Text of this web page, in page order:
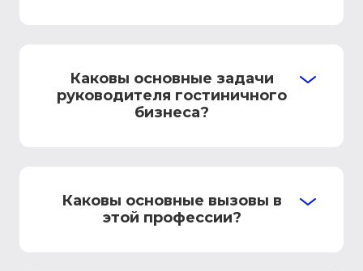
Каковы основные задачи
руководителя гостиничного
бизнеса?
Каковы основные вызовы в
этой профессии?